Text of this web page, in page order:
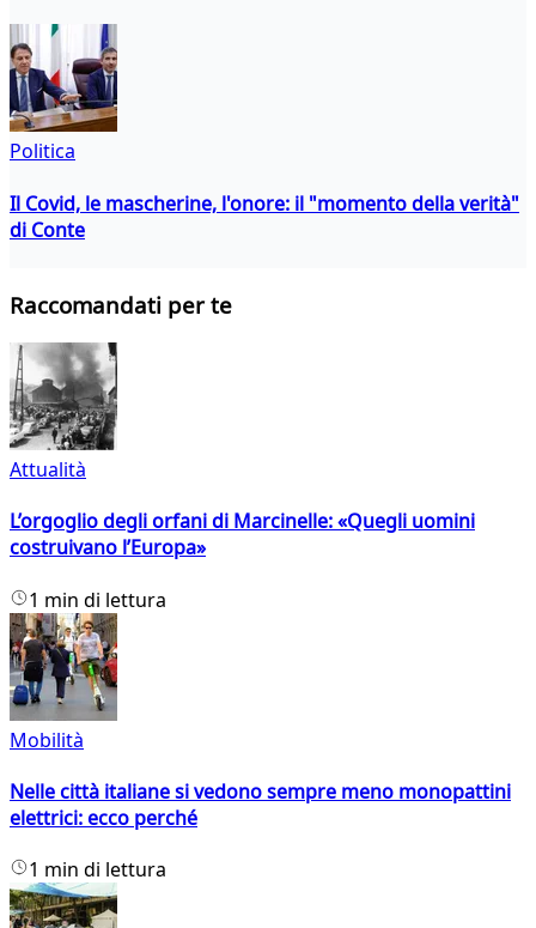
Politica
Il Covid, le mascherine, l'onore: il "momento della verità"
di Conte
Raccomandati per te
Attualità
L’orgoglio degli orfani di Marcinelle: «Quegli uomini
costruivano l’Europa»
1 min di lettura
Mobilità
Nelle città italiane si vedono sempre meno monopattini
elettrici: ecco perché
1 min di lettura